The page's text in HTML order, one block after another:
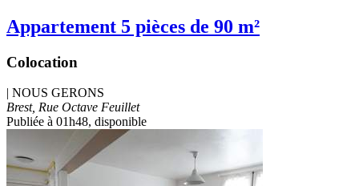
Appartement 5 pièces de 90 m²
Colocation
| NOUS GERONS
Brest, Rue Octave Feuillet
Publiée à 01h48, disponible